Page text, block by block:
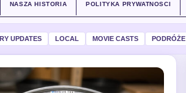
NASZA HISTORIA POLITYKA PRYWATNOSCI
UPDATES LOCAL MOVIE CASTS PODRÓŻE